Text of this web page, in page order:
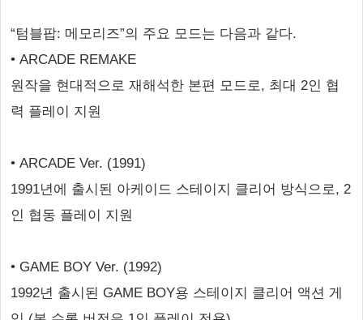
“텀블팝: 메모리즈”의 주요 모드는 다음과 같다.
• ARCADE REMAKE
원작을 현대적으로 재해석한 본편 모드로, 최대 2인 협
력 플레이 지원
• ARCADE Ver. (1991)
1991년에 출시된 아케이드 스테이지 클리어 방식으로, 2
인 협동 플레이 지원
• GAME BOY Ver. (1992)
1992년 출시된 GAME BOY용 스테이지 클리어 액션 게